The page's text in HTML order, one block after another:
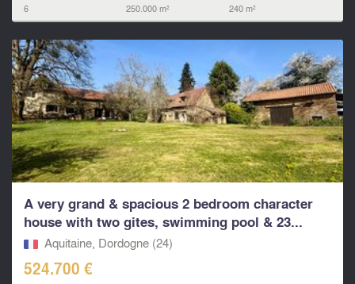
6 250.000 m² 240 m²
A very grand & spacious 2 bedroom character
house with two gites, swimming pool & 23...
Aquitaine, Dordogne (24)
524.700 €